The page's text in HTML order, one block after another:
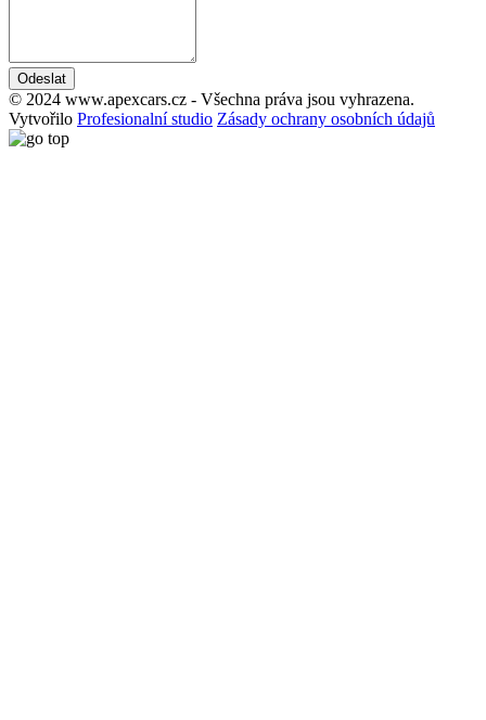
Odeslat
© 2024 www.apexcars.cz - Všechna práva jsou vyhrazena.
Vytvořilo Profesionalní studio Zásady ochrany osobních údajů